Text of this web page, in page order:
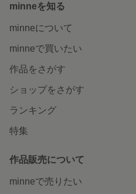
minneを知る
minneについて
minneで買いたい
作品をさがす
ショップをさがす
ランキング
特集
作品販売について
minneで売りたい